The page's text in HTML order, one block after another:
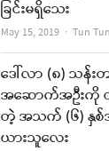
ခြင်းမရှိသေး
May 15, 2019 Author
Tun Tun
ဒေါ်လာ (၈) သန်း
အဆောက်အဦးကို
တဲ့ အသက် (၆) နှ
ယားသူလေး